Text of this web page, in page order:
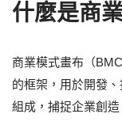
什麼是商
商業模式畫布（
的框架，用於開發
組成，捕捉企業創